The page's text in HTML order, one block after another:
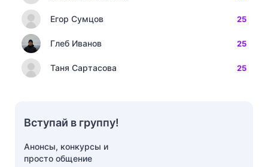
Егор Сумцов 25
Глеб Иванов 25
Таня Сартасова 25
Вступай в группу!
Анонсы, конкурсы и
просто общение